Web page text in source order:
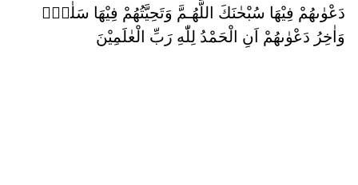
دَعْوٰىهُمْ فِيْهَا سُبْحٰنَكَ اللَّهُـمَّ وَتَحِيَّتُهُمْ فِيْهَا سَلٰمٌۚ
وَاٰخِرُ دَعْوٰىهُمْ اَنِ الْحَمْدُ لِلّٰهِ رَبِّ الْعٰلَمِيْنَ